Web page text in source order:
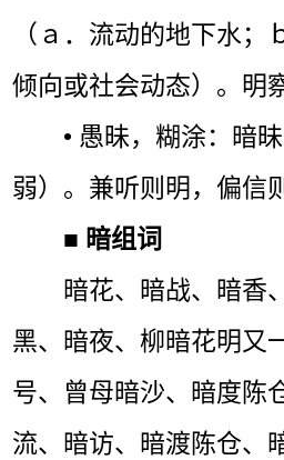
（ａ．流动的地下水；
倾向或社会动态）。明
• 愚昧，糊涂：暗
弱）。兼听则明，偏信
■ 暗组词
暗花、暗战、暗香
黑、暗夜、柳暗花明又
号、曾母暗沙、暗度陈
流、暗访、暗渡陈仓、